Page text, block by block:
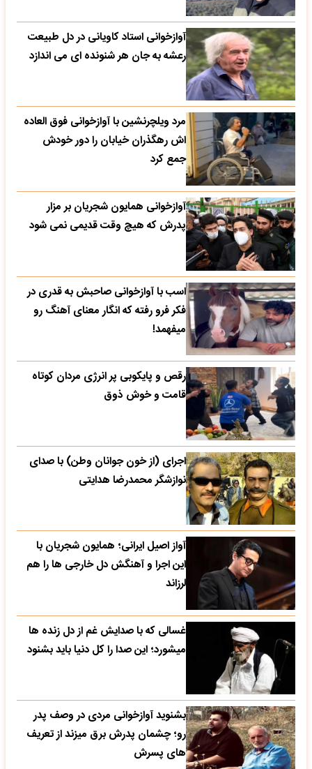
آوازخوانی استاد کاویانی در دل طبیعت
رعشه به جان هر شنونده ای می اندازد
مرد ویلچرنشین با آوازخوانی فوق العاده
اش رهگذران خیابان را دور خودش
جمع کرد
آوازخوانی همایون شجریان بر مزار
پدرش که هیچ وقت قدیمی نمی شود
اسب با آوازخوانی صاحبش به قدری در
فکر فرو رفته که انگار معنای آهنگ رو
میفهمد!
رقص و پایکوبی پر انرژی مردان کوتاه
قامت و خوش ذوق
اجرای (از خون جوانان وطن) با صدای
نوازشگر محمدرضا هدایتی
آواز اصیل ایرانی؛ همایون شجریان با
این اجرا و آهنگش دل خارجی ها را هم
لرزاند
غسالی که با صدایش غم از دل زنده ها
میشورد؛ این صدا را کل دنیا باید بشنود
بشنوید آوازخوانی مردی در وصف پدر
رو؛ چشمان پدرش برق میزند از تعریف
های پسرش